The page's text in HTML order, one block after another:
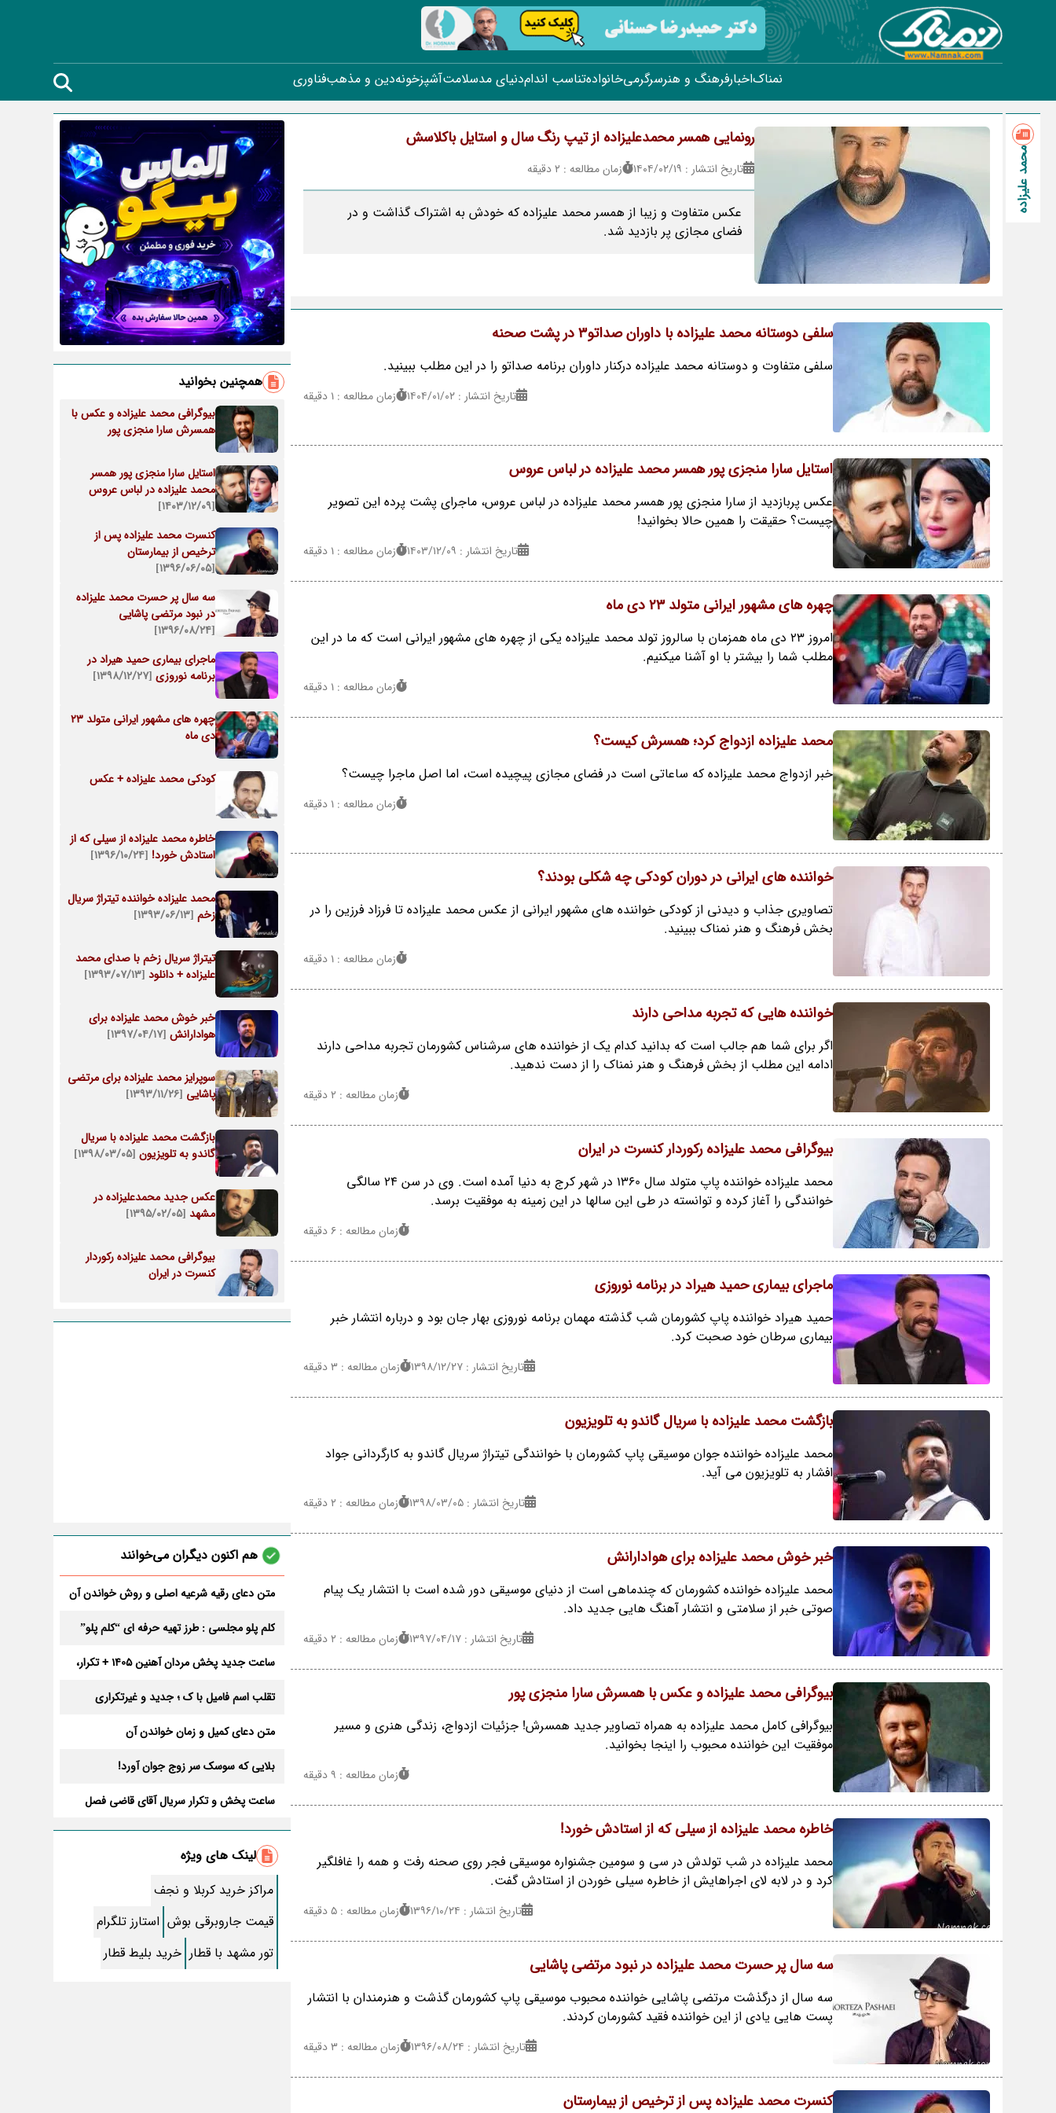
نمناکاخبارفرهنگ و هنرسرگرمیخانوادهتناسب اندامدنیای مدسلامتآشپزخونهدین و مذهبفناوری
محمد علیزاده
رونمایی همسر محمدعلیزاده از تیپ رنگ سال و استایل باکلاسش
تاریخ انتشار : ۱۴۰۴/۰۲/۱۹ زمان مطالعه : 2 دقیقه
عکس متفاوت و زیبا از همسر محمد علیزاده که خودش به اشتراک گذاشت و در
فضای مجازی پر بازدید شد.
سلفی دوستانه محمد علیزاده با داوران صداتو3 در پشت صحنه
سلفی متفاوت و دوستانه محمد علیزاده درکنار داوران برنامه صداتو را در این مطلب ببینید.
تاریخ انتشار : ۱۴۰۴/۰۱/۰۲ زمان مطالعه : 1 دقیقه
استایل سارا منجزی پور همسر محمد علیزاده در لباس عروس
عکس پربازدید از سارا منجزی پور همسر محمد علیزاده در لباس عروس، ماجرای پشت پرده این تصویر
چیست؟ حقیقت را همین حالا بخوانید!
تاریخ انتشار : ۱۴۰۳/۱۲/۰۹ زمان مطالعه : 1 دقیقه
چهره های مشهور ایرانی متولد 23 دی ماه
امروز 23 دی ماه همزمان با سالروز تولد محمد علیزاده یکی از چهره های مشهور ایرانی است که ما در این
مطلب شما را بیشتر با او آشنا میکنیم.
زمان مطالعه : 1 دقیقه
محمد علیزاده ازدواج کرد؛ همسرش کیست؟
خبر ازدواج محمد علیزاده که ساعاتی است در فضای مجازی پیچیده است، اما اصل ماجرا چیست؟
زمان مطالعه : 1 دقیقه
خواننده های ایرانی در دوران کودکی چه شکلی بودند؟
تصاویری جذاب و دیدنی از کودکی خواننده های مشهور ایرانی از عکس محمد علیزاده تا فرزاد فرزین را در
بخش فرهنگ و هنر نمناک ببینید.
زمان مطالعه : 1 دقیقه
خواننده هایی که تجربه مداحی دارند
اگر برای شما هم جالب است که بدانید کدام یک از خواننده های سرشناس کشورمان تجربه مداحی دارند
ادامه این مطلب از بخش فرهنگ و هنر نمناک را از دست ندهید.
زمان مطالعه : 2 دقیقه
بیوگرافی محمد علیزاده رکوردار کنسرت در ایران
محمد علیزاده خواننده پاپ متولد سال 1360 در شهر کرج به دنیا آمده است. وی در سن 24 سالگی
خوانندگی را آغاز کرده و توانسته در طی این سالها در این زمینه به موفقیت برسد.
زمان مطالعه : 6 دقیقه
ماجرای بیماری حمید هیراد در برنامه نوروزی
حمید هیراد خواننده پاپ کشورمان شب گذشته مهمان برنامه نوروزی بهار جان بود و درباره انتشار خبر
بیماری سرطان خود صحبت کرد.
تاریخ انتشار : ۱۳۹۸/۱۲/۲۷ زمان مطالعه : 3 دقیقه
بازگشت محمد علیزاده با سریال گاندو به تلویزیون
محمد علیزاده خواننده جوان موسیقی پاپ کشورمان با خوانندگی تیتراژ سریال گاندو به کارگردانی جواد
افشار به تلویزیون می آید.
تاریخ انتشار : ۱۳۹۸/۰۳/۰۵ زمان مطالعه : 2 دقیقه
خبر خوش محمد علیزاده برای هوادارانش
محمد علیزاده خواننده کشورمان که چندماهی است از دنیای موسیقی دور شده است با انتشار یک پیام
صوتی خبر از سلامتی و انتشار آهنگ هایی جدید داد.
تاریخ انتشار : ۱۳۹۷/۰۴/۱۷ زمان مطالعه : 2 دقیقه
بیوگرافی محمد علیزاده و عکس با همسرش سارا منجزی پور
بیوگرافی کامل محمد علیزاده به همراه تصاویر جدید همسرش! جزئیات ازدواج، زندگی هنری و مسیر
موفقیت این خواننده محبوب را اینجا بخوانید.
زمان مطالعه : 9 دقیقه
خاطره محمد علیزاده از سیلی که از استادش خورد!
محمد علیزاده در شب تولدش در سی و سومین جشنواره موسیقی فجر روی صحنه رفت و همه را غافلگیر
کرد و در لابه لای اجراهایش از خاطره سیلی خوردن از استادش گفت.
تاریخ انتشار : ۱۳۹۶/۱۰/۲۴ زمان مطالعه : 5 دقیقه
سه سال پر حسرت محمد علیزاده در نبود مرتضی پاشایی
سه سال از درگذشت مرتضی پاشایی خواننده محبوب موسیقی پاپ کشورمان گذشت و هنرمندان با انتشار
پست هایی یادی از این خواننده فقید کشورمان کردند.
تاریخ انتشار : ۱۳۹۶/۰۸/۲۴ زمان مطالعه : 3 دقیقه
کنسرت محمد علیزاده پس از ترخیص از بیمارستان
همچنین بخوانید
بیوگرافی محمد علیزاده و عکس با
همسرش سارا منجزی پور
استایل سارا منجزی پور همسر
محمد علیزاده در لباس عروس
[۱۴۰۳/۱۲/۰۹]
کنسرت محمد علیزاده پس از
ترخیص از بیمارستان
[۱۳۹۶/۰۶/۰۵]
سه سال پر حسرت محمد علیزاده
در نبود مرتضی پاشایی
[۱۳۹۶/۰۸/۲۴]
ماجرای بیماری حمید هیراد در
برنامه نوروزی [۱۳۹۸/۱۲/۲۷]
چهره های مشهور ایرانی متولد 23
دی ماه
کودکی محمد علیزاده + عکس
خاطره محمد علیزاده از سیلی که از
استادش خورد! [۱۳۹۶/۱۰/۲۴]
محمد علیزاده خواننده تیتراژ سریال
زخم [۱۳۹۳/۰۶/۱۳]
تیتراژ سریال زخم با صدای محمد
علیزاده + دانلود [۱۳۹۳/۰۷/۱۳]
خبر خوش محمد علیزاده برای
هوادارانش [۱۳۹۷/۰۴/۱۷]
سوپرایز محمد علیزاده برای مرتضی
پاشایی [۱۳۹۳/۱۱/۲۶]
بازگشت محمد علیزاده با سریال
گاندو به تلویزیون [۱۳۹۸/۰۳/۰۵]
عکس جدید محمدعلیزاده در
مشهد [۱۳۹۵/۰۲/۰۵]
بیوگرافی محمد علیزاده رکوردار
کنسرت در ایران
هم اکنون دیگران می‌خوانند
متن دعای رقیه شرعیه اصلی و روش خواندن آن
کلم پلو مجلسی : طرز تهیه حرفه ای “کلم پلو”
ساعت جدید پخش مردان آهنین 1405 + تکرار،
تقلب اسم فامیل با ک ؛ جدید و غیرتکراری
متن دعای کمیل و زمان خواندن آن
بلایی که سوسک سر زوج جوان آورد!
ساعت پخش و تکرار سریال آقای قاضی فصل
طرز تهیه سالاد ماکارونی خانگی خوشمزه و لذیذ
+ آموزش تصویری
طرز تهیه پاستا با سس آلفردو و مرغ فوری +
آموزش تصویری پنه
جواب کامل اسم فامیل با “س”
ماه قرمز نشانه آخر دنیا در آسمان ظاهر شد !
جملات زیبا برای بهترین پدر دنیا
لینک های ویژه
مراکز خرید کربلا و نجف
قیمت جاروبرقی بوش استارز تلگرام
تور مشهد با قطار خرید بلیط قطار